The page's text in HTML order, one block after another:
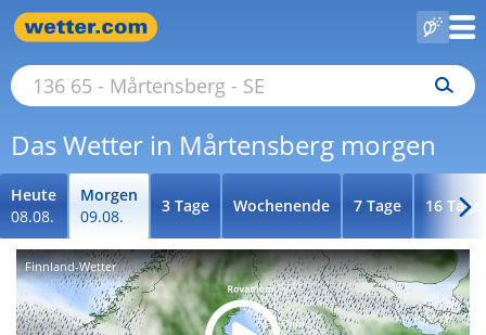
Das Wetter in Mårtensberg morgen
Heute
08.08.
Morgen
09.08.
3 Tage Wochenende 7 Tage 16 Tage
Finnland-Wetter